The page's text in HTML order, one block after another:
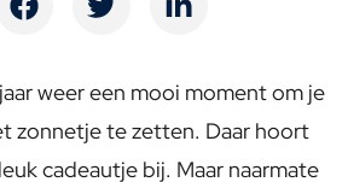
Wijn
Wijn
Wijn
weer een mooi moment om je
zonnetje te zetten. Daar hoort
cadeautje bij. Maar naarmate